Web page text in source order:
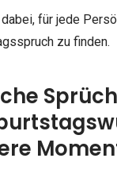
für jede
zu finden.